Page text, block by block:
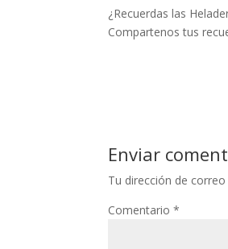
¿Recuerdas las
Compartenos tus
Enviar
Tu dirección de
Comentario*